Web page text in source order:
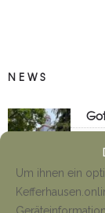
Um ihnen ein
NEWS